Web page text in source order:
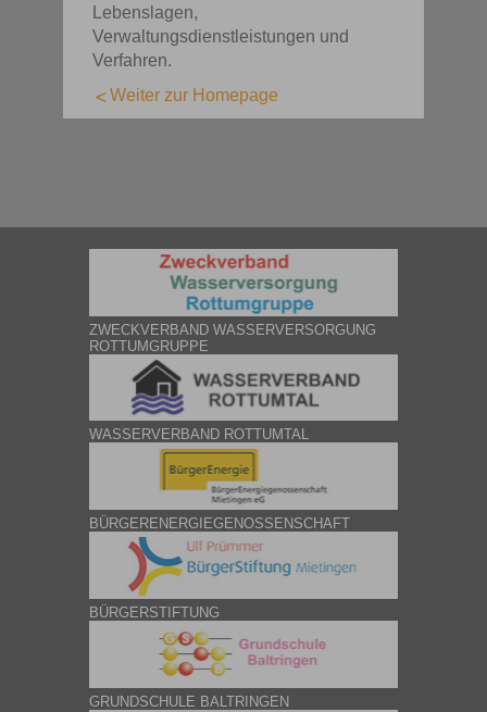
Lebenslagen,
Verwaltungsdienstleistungen und
Verfahren.
Weiter zur Homepage
ZWECKVERBAND WASSERVERSORGUNG
ROTTUMGRUPPE
WASSERVERBAND ROTTUMTAL
BÜRGERENERGIEGENOSSENSCHAFT
BÜRGERSTIFTUNG
GRUNDSCHULE BALTRINGEN